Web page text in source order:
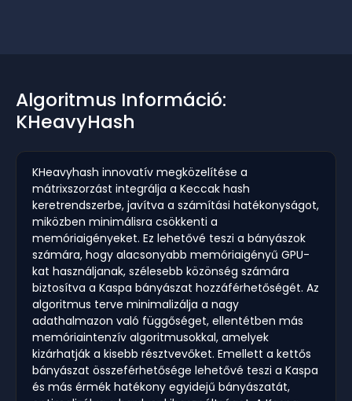
Algoritmus Információ:
KHeavyHash
KHeavyhash innovatív megközelítése a
mátrixszorzást integrálja a Keccak hash
keretrendszerbe, javítva a számítási hatékonyságot,
miközben minimálisra csökkenti a
memóriaigényeket. Ez lehetővé teszi a bányászok
számára, hogy alacsonyabb memóriaigényű GPU-
kat használjanak, szélesebb közönség számára
biztosítva a Kaspa bányászat hozzáférhetőségét. Az
algoritmus terve minimalizálja a nagy
adathalmazon való függőséget, ellentétben más
memóriaintenzív algoritmusokkal, amelyek
kizárhatják a kisebb résztvevőket. Emellett a kettős
bányászat összeférhetősége lehetővé teszi a Kaspa
és más érmék hatékony egyidejű bányászatát,